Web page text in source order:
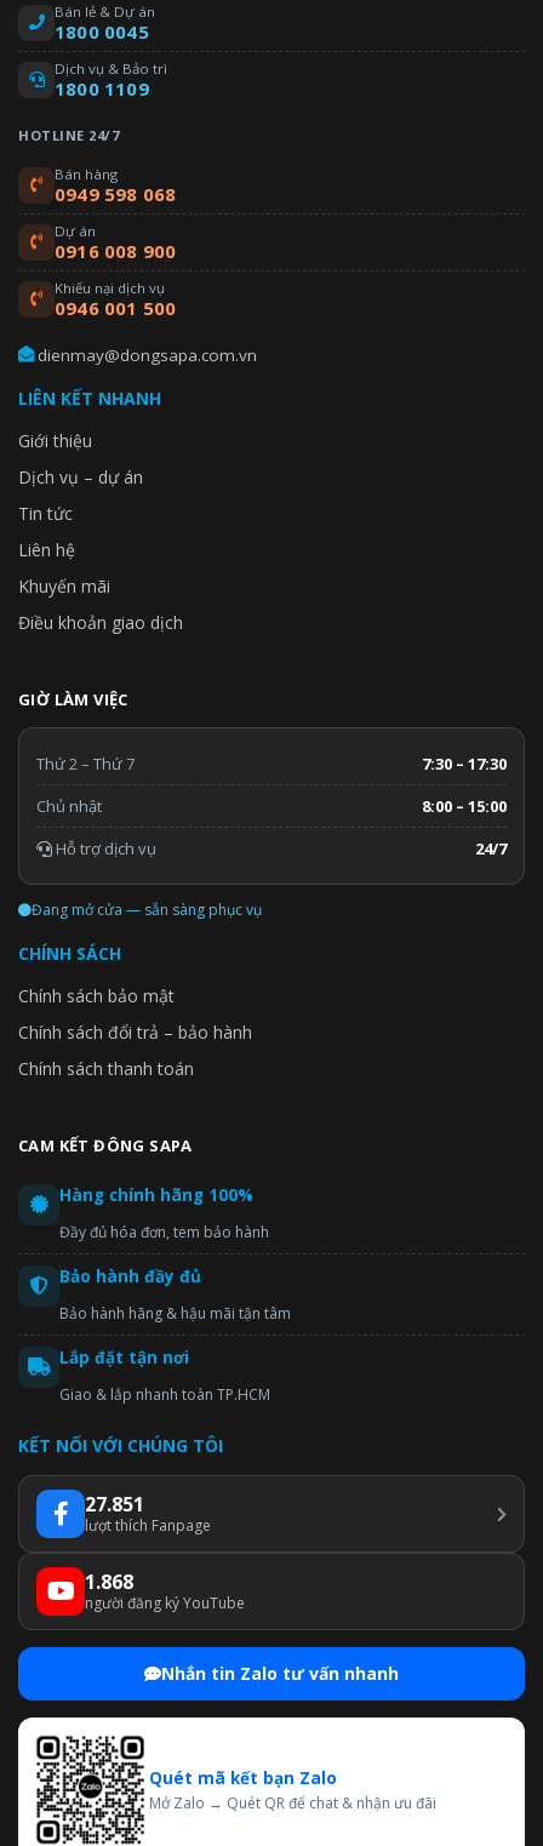
Bán lẻ & Dự án
1800 0045
Dịch vụ & Bảo trì
1800 1109
HOTLINE 24/7
Bán hàng
0949 598 068
Dự án
0916 008 900
Khiếu nại dịch vụ
0946 001 500
dienmay@dongsapa.com.vn
LIÊN KẾT NHANH
Giới thiệu
Dịch vụ – dự án
Tin tức
Liên hệ
Khuyến mãi
Điều khoản giao dịch
GIỜ LÀM VIỆC
Thứ 2 – Thứ 7
7:30 – 17:30
Chủ nhật
8:00 – 15:00
Hỗ trợ dịch vụ
24/7
Đang mở cửa — sẵn sàng phục vụ
CHÍNH SÁCH
Chính sách bảo mật
Chính sách đổi trả – bảo hành
Chính sách thanh toán
CAM KẾT ĐÔNG SAPA
Hàng chính hãng 100%
Đầy đủ hóa đơn, tem bảo hành
Bảo hành đầy đủ
Bảo hành hãng & hậu mãi tận tâm
Lắp đặt tận nơi
Giao & lắp nhanh toàn TP.HCM
KẾT NỐI VỚI CHÚNG TÔI
27.851
lượt thích Fanpage
1.868
người đăng ký YouTube
Nhắn tin Zalo tư vấn nhanh
Quét mã kết bạn Zalo
Mở Zalo → Quét QR để chat & nhận ưu đãi